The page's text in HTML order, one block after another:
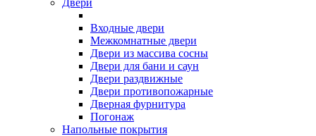
Двери
Входные двери
Межкомнатные двери
Двери из массива сосны
Двери для бани и саун
Двери раздвижные
Двери противопожарные
Дверная фурнитура
Погонаж
Напольные покрытия